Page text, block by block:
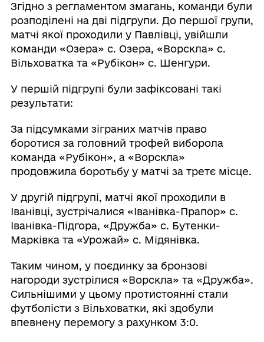
Згідно з регламентом змагань, команди були
розподілені на дві підгрупи. До першої групи,
матчі якої проходили у Павлівці, увійшли
команди «Озера» с. Озера, «Ворскла» с.
Вільховатка та «Рубікон» с. Шенгури.
У першій підгрупі були зафіксовані такі
результати:
За підсумками зіграних матчів право
боротися за головний трофей виборола
команда «Рубікон», а «Ворскла»
продовжила боротьбу у матчі за третє місце.
У другій підгрупі, матчі якої проходили в
Іванівці, зустрічалися «Іванівка-Прапор» с.
Іванівка-Підгора, «Дружба» с. Бутенки-
Марківка та «Урожай» с. Мідянівка.
Таким чином, у поєдинку за бронзові
нагороди зустрілися «Ворскла» та «Дружба».
Сильнішими у цьому протистоянні стали
футболісти з Вільховатки, які здобули
впевнену перемогу з рахунком 3:0.